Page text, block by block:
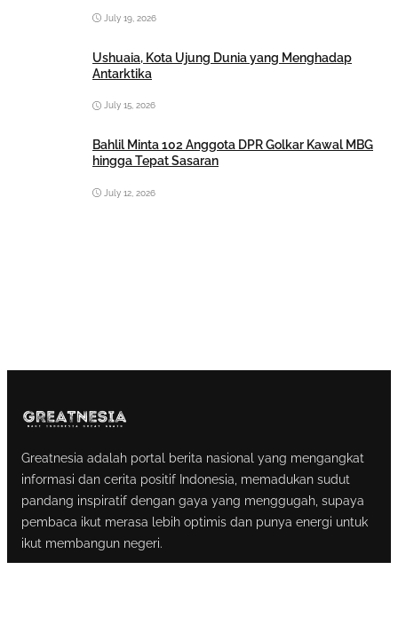
July 19, 2026
Ushuaia, Kota Ujung Dunia yang Menghadap
Antarktika
July 15, 2026
Bahlil Minta 102 Anggota DPR Golkar Kawal MBG
hingga Tepat Sasaran
July 12, 2026
Greatnesia adalah portal berita nasional yang mengangkat
informasi dan cerita positif Indonesia, memadukan sudut
pandang inspiratif dengan gaya yang menggugah, supaya
pembaca ikut merasa lebih optimis dan punya energi untuk
ikut membangun negeri.